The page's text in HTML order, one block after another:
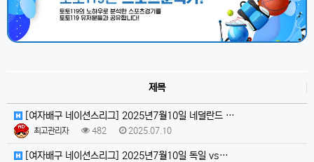
제목
[여자배구 네이션스리그] 2025년7월10일 네덜란드 …
최고관리자 482 2025.07.10
[여자배구 네이션스리그] 2025년7월10일 독일 vs…